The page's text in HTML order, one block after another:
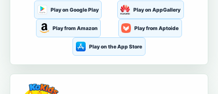
Play on Google Play Play on AppGallery
Play from Amazon Play from Aptoide
Play on the App Store